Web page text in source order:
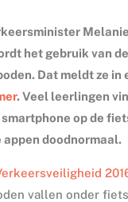
het gebruik van
Dat meldt ze in
. Veel leerlingen
op de
doodnormaal.
vallen onder